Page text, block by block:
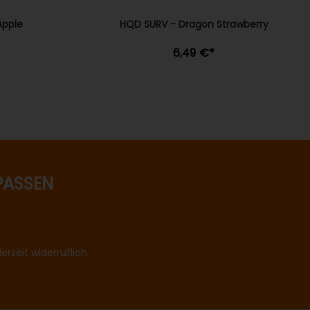
HQD SURV - Dragon Strawberry
6,49 €*
widerruflich